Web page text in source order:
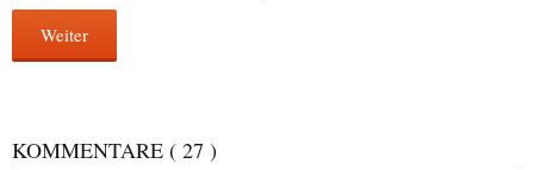
Weiter
KOMMENTARE ( 27 )